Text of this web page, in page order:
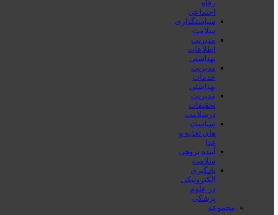
رفاه
اجتماعی
سیاستگذاری
سلامت
مدیریت
اطلاعات
بهداشتی
مدیریت
خدمات
بهداشتی
مدیریت
تحقیقات
درسلامت
سیاست
های تغذیه و
غذا
آینده پژوهی
سلامت
یادگیری
الکترونیکی
در علوم
پزشکی
مجموعه